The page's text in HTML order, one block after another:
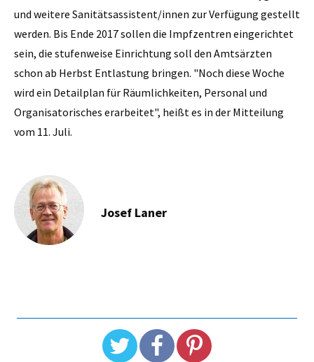
und weitere Sanitätsassistent/innen zur Verfügung gestellt
werden. Bis Ende 2017 sollen die Impfzentren eingerichtet
sein, die stufenweise Einrichtung soll den Amtsärzten
schon ab Herbst Entlastung bringen. "Noch diese Woche
wird ein Detailplan für Räumlichkeiten, Personal und
Organisatorisches erarbeitet", heißt es in der Mitteilung
vom 11. Juli.
Josef Laner